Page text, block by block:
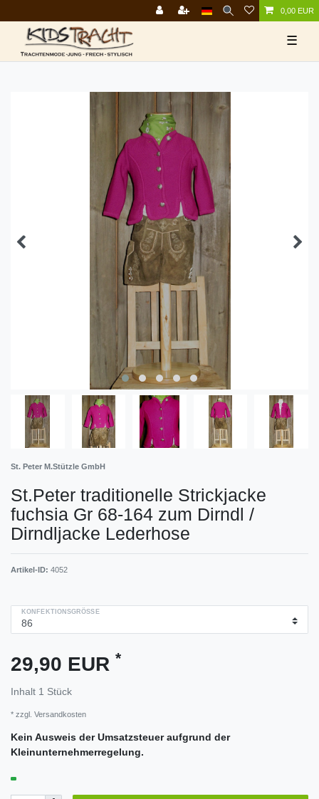
0,00 EUR
☰
St. Peter M.Stützle GmbH
St.Peter traditionelle Strickjacke
fuchsia Gr 68-164 zum Dirndl /
Dirndljacke Lederhose
Artikel-ID: 4052
KONFEKTIONSGRÖSSE
29,90 EUR *
Inhalt 1 Stück
* zzgl. Versandkosten
Kein Ausweis der Umsatzsteuer aufgrund der
Kleinunternehmerregelung.